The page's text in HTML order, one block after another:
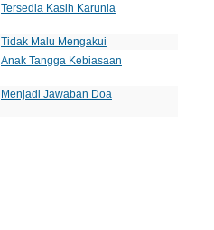
Tersedia Kasih Karunia
Tidak Malu Mengakui
Anak Tangga Kebiasaan
Menjadi Jawaban Doa